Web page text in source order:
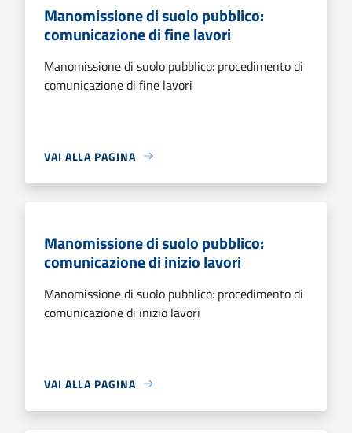
Manomissione di suolo pubblico:
comunicazione di fine lavori
Manomissione di suolo pubblico: procedimento di
comunicazione di fine lavori
VAI ALLA PAGINA
Manomissione di suolo pubblico:
comunicazione di inizio lavori
Manomissione di suolo pubblico: procedimento di
comunicazione di inizio lavori
VAI ALLA PAGINA